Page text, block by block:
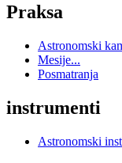
Praksa
Astronomski
Mesije...
Posmatranja
instrumenti
Astronomski